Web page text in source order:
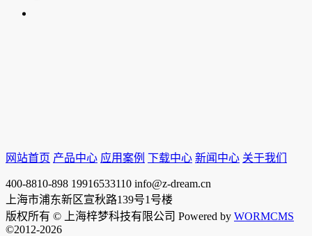
网站首页 产品中心 应用案例 下载中心 新闻中心 关于我们
400-8810-898 19916533110 info@z-dream.cn
上海市浦东新区宣秋路139号1号楼
版权所有 © 上海梓梦科技有限公司 Powered by WORMCMS
©2012-2026